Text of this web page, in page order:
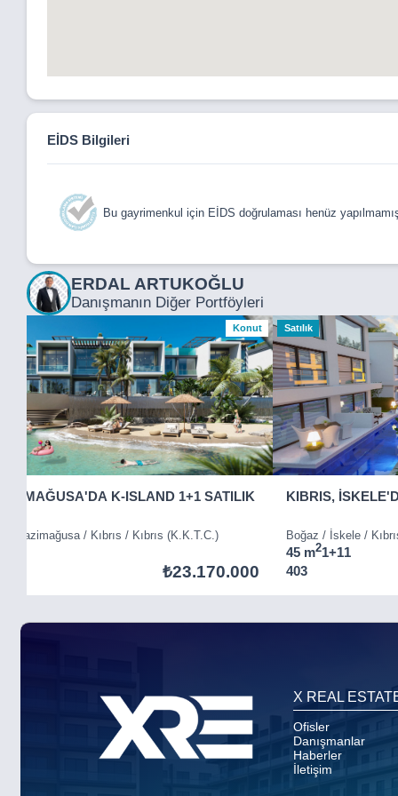
EİDS Bilgileri
Bu gayrimenkul için EİDS doğrulaması henüz
ERDAL ARTUKOĞLU
Danışmanın Diğer Portföyleri
Konut
K-ISLAND 1+1 SATILIK
/ Gazimağusa / Kıbrıs / Kıbrıs (K.K.T.C.)
₺23.170.000
Satılık
KIBRIS,
Boğaz / İskele /
45 m21+11
403
X REAL
Ofisler
Danışmanlar
Haberler
İletişim